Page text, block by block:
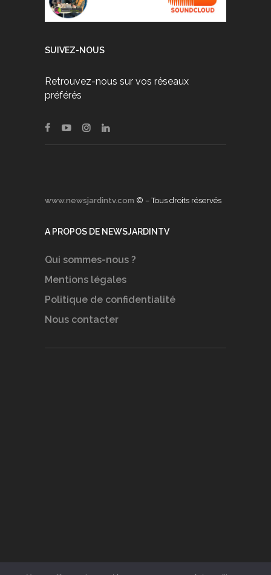
SUIVEZ-NOUS
Retrouvez-nous sur vos réseaux
préférés
www.newsjardintv.com © – Tous droits réservés
A PROPOS DE NEWSJARDINTV
Qui sommes-nous ?
Mentions légales
Politique de confidentialité
Nous contacter